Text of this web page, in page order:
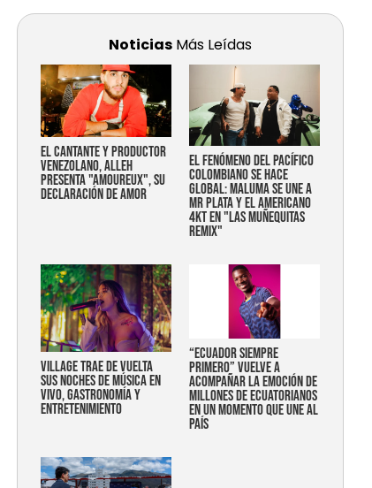
Noticias Más Leídas
EL CANTANTE Y PRODUCTOR
VENEZOLANO, ALLEH
PRESENTA "AMOUREUX", SU
DECLARACIÓN DE AMOR
EL FENÓMENO DEL PACÍFICO
COLOMBIANO SE HACE
GLOBAL: MALUMA SE UNE A
MR PLATA Y EL AMERICANO
4KT EN "LAS MUÑEQUITAS
REMIX"
Village trae de vuelta
sus noches de música en
vivo, gastronomía y
entretenimiento
“Ecuador siempre
primero” vuelve a
acompañar la emoción de
millones de ecuatorianos
en un momento que une al
país